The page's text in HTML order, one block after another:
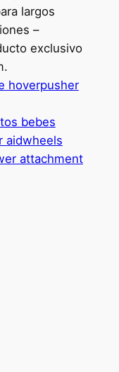
largos
–
exclusivo